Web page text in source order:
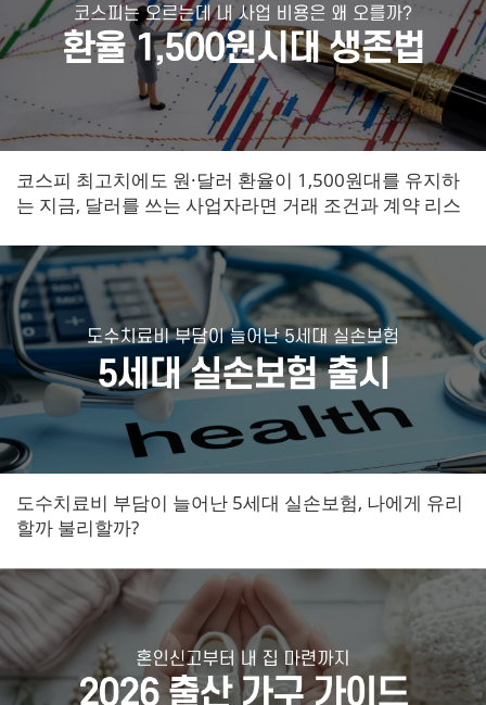
코스피 최고치에도 원·달러 환율이 1,500원대를 유지하
는 지금, 달러를 쓰는 사업자라면 거래 조건과 계약 리스
도수치료비 부담이 늘어난 5세대 실손보험, 나에게 유리
할까 불리할까?